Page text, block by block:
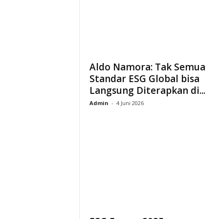
Aldo Namora: Tak Semua
Standar ESG Global bisa
Langsung Diterapkan di...
Admin - 4 Juni 2026